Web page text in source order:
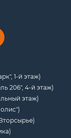
1-й этаж)
206", 4-й этаж)
этаж)